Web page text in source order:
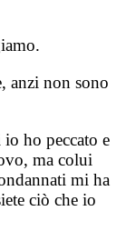
anzi non sono
ho peccato e
ma colui
mi ha
ciò che io